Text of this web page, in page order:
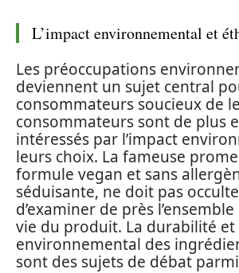
L’impact environnemental et
Les préoccupations
deviennent un sujet central
consommateurs soucieux de
consommateurs sont de plus
intéressés par l’impact
leurs choix. La fameuse
formule vegan et sans
séduisante, ne doit pas
d’examiner de près
vie du produit. La durabilité et
environnemental des
sont des sujets de débat